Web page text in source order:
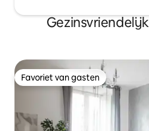
Favoriet van gasten
Favoriet van gasten